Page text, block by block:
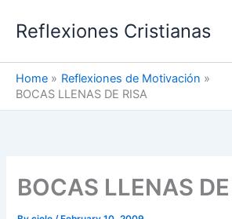
Reflexiones Cristianas
Home
Reflexiones de Motivación
BOCAS LLENAS DE RISA
BOCAS LLENAS